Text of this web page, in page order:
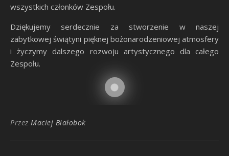
wszystkich członków Zespołu.
Dziękujemy serdecznie za stworzenie w naszej
zabytkowej świątyni pięknej bożonarodzeniowej atmosfery
i życzymy dalszego rozwoju artystycznego dla całego
Zespołu.
Przez Maciej Białobok